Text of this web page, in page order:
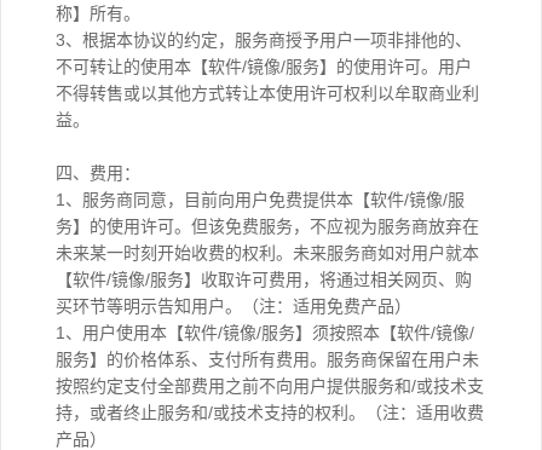
称】所有。
3、根据本协议的约定，服务商授予用户一项非排他的、
不可转让的使用本【软件/镜像/服务】的使用许可。用户
不得转售或以其他方式转让本使用许可权利以牟取商业利
益。
四、费用：
1、服务商同意，目前向用户免费提供本【软件/镜像/服
务】的使用许可。但该免费服务，不应视为服务商放弃在
未来某一时刻开始收费的权利。未来服务商如对用户就本
【软件/镜像/服务】收取许可费用，将通过相关网页、购
买环节等明示告知用户。（注：适用免费产品）
1、用户使用本【软件/镜像/服务】须按照本【软件/镜像/
服务】的价格体系、支付所有费用。服务商保留在用户未
按照约定支付全部费用之前不向用户提供服务和/或技术支
持，或者终止服务和/或技术支持的权利。（注：适用收费
产品）